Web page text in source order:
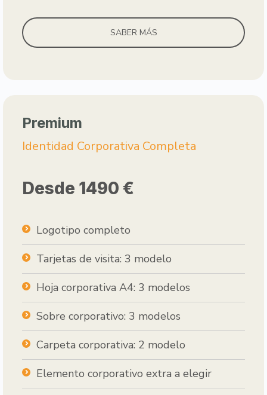
SABER MÁS
Premium
Identidad Corporativa Completa
Desde 1490 €
Logotipo completo
Tarjetas de visita: 3 modelo
Hoja corporativa A4: 3 modelos
Sobre corporativo: 3 modelos
Carpeta corporativa: 2 modelo
Elemento corporativo extra a elegir